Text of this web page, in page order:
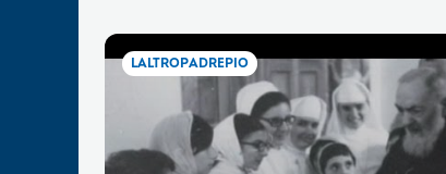
LALTROPADREPIO